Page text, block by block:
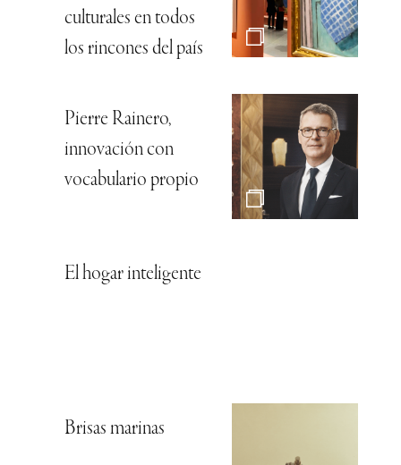
culturales en todos
los rincones del país
Pierre Rainero,
innovación con
vocabulario propio
El hogar inteligente
Brisas marinas